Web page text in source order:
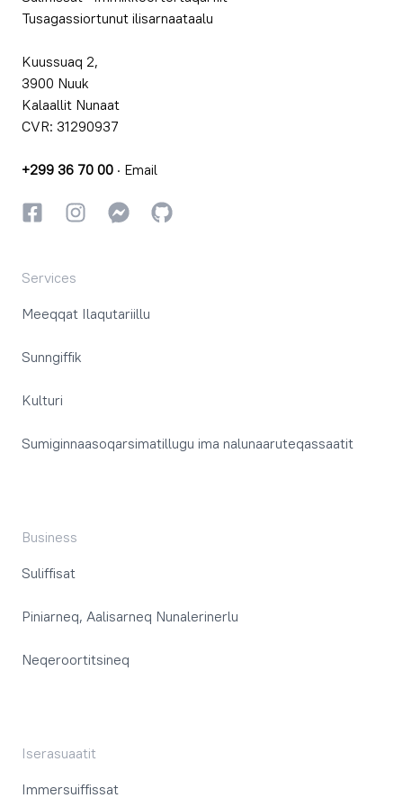
Tusagassiortunut ilisarnaataalu
Kuussuaq 2,
3900 Nuuk
Kalaallit Nunaat
CVR: 31290937
+299 36 70 00 · Email
FacebookkiInstagrammiInstagrammi
GitHub
Services
Meeqqat Ilaqutariillu
Sunngiffik
Kulturi
Sumiginnaasoqarsimatillugu ima nalunaaruteqassaatit
Business
Suliffisat
Piniarneq, Aalisarneq Nunalerinerlu
Neqeroortitsineq
Iserasuaatit
Immersuiffissat